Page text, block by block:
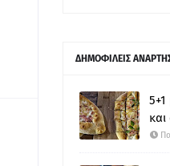
ΔΗΜΟΦΙΛΕΙΣ